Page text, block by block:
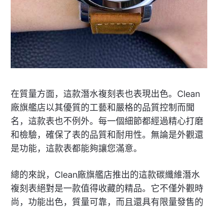
在質量方面，這款潛水複刻表也表現出色。Clean
廠旗艦店以其優質的工藝和嚴格的品質控制而聞
名，這款表也不例外。每一個細節都經過精心打磨
和檢驗，確保了表的品質和耐用性。無論是外觀還
是功能，這款表都能夠讓您滿意。
總的來說，Clean廠旗艦店推出的這款碳纖維潛水
複刻表絕對是一款值得收藏的精品。它不僅外觀時
尚，功能出色，質量可靠，而且還具有限量發售的